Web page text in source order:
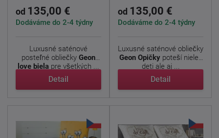
od 135,00 €
Dodáváme do 2-4 týdny
Luxusné saténové
posteľné obliečky Geon
love biela pre všetkých ...
Detail
od 135,00 €
Dodáváme do 2-4 týdny
Luxusné saténové obliečky
Geon Opičkypoteší nielen
deti ale aj ...
Detail